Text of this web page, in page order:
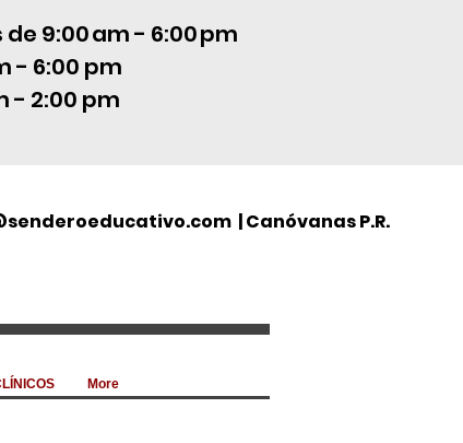
de 9:00 am - 6:00 pm
- 6:00 pm
- 2:00 pm
| Canóvanas P.R.
More